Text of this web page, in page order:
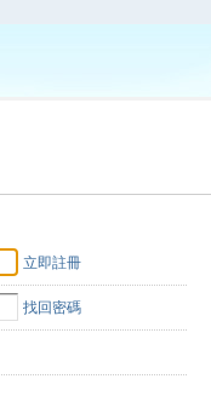
立即註冊
找回密碼